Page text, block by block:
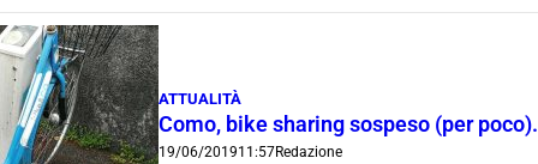
ATTUALITÀ
Como, bike sharing sospeso (per
19/06/201911:57Redazione